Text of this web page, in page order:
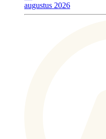
augustus 2026